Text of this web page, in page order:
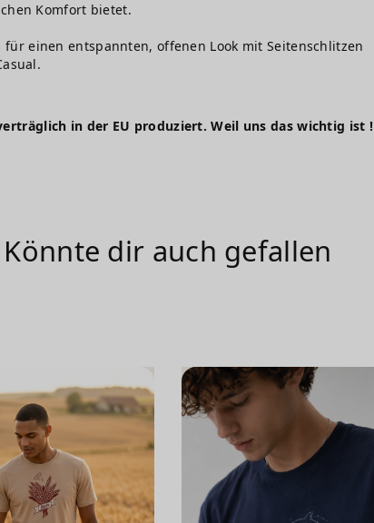
Komfort bietet.
einen entspannten, offenen Look mit Seitenschlitzen
in der EU produziert. Weil uns das wichtig ist !
Könnte dir auch gefallen